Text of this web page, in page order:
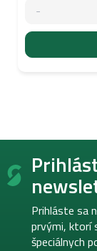
Z
Prihláste sa
prvými, ktorí
špeciálnych